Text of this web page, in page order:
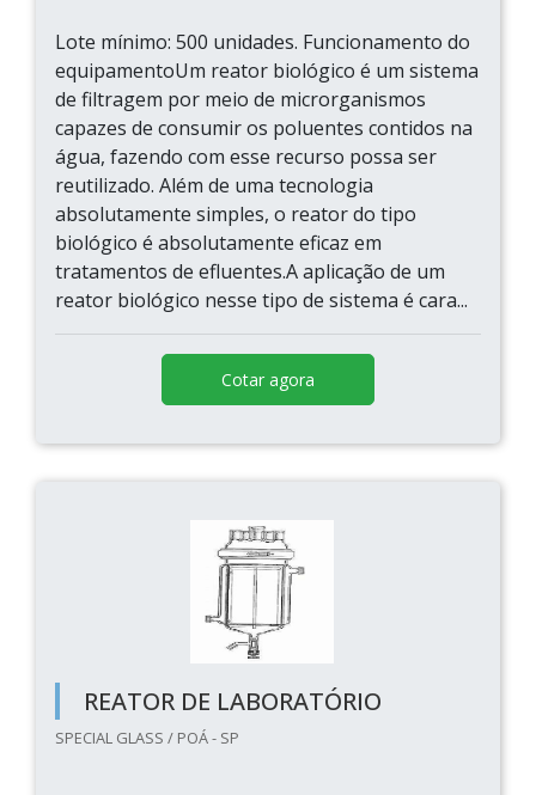
Lote mínimo: 500 unidades. Funcionamento do
equipamentoUm reator biológico é um sistema
de filtragem por meio de microrganismos
capazes de consumir os poluentes contidos na
água, fazendo com esse recurso possa ser
reutilizado. Além de uma tecnologia
absolutamente simples, o reator do tipo
biológico é absolutamente eficaz em
tratamentos de efluentes.A aplicação de um
reator biológico nesse tipo de sistema é cara...
Cotar agora
REATOR DE LABORATÓRIO
SPECIAL GLASS / POÁ - SP